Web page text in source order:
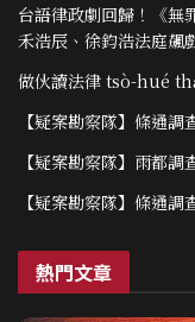
台語律政劇回歸！《無
禾浩辰、徐鈞浩法庭飆
做伙讀法律 tsò-hué
【疑案勘察隊】條通
【疑案勘察隊】雨都
【疑案勘察隊】條通
熱門文章